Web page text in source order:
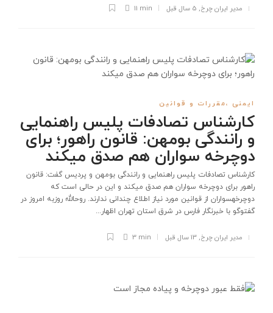
مدیر ایران چرخ, 5 سال قبل 11 min
ایمنی ،مقررات و قوانین
کارشناس تصادفات پلیس راهنمایی
و رانندگی بومهن: قانون راهور؛ برای
دوچرخه ‏‏سواران هم صدق می‏کند
کارشناس تصادفات پلیس راهنمایی و رانندگی بومهن و پردیس گفت: قانون
راهور برای دوچرخه ‏‏سواران هم صدق می‏کند و این در حالی است که
دوچرخه‏‏سواران از قوانین مورد نیاز اطلاع چندانی ندارند. روح‏الله روزبه امروز در
گفت‏وگو با خبرنگار فارس در شرق استان تهران اظهار...
مدیر ایران چرخ, 13 سال قبل 3 min